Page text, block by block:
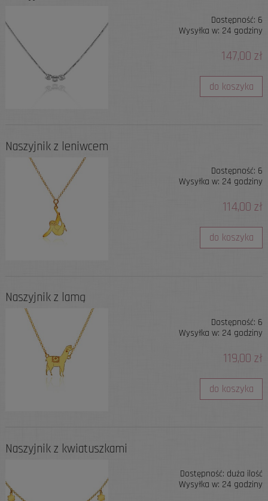
Dostępność: 6
Wysyłka w: 24 godziny
147,00 zł
do koszyka
Naszyjnik z leniwcem
Dostępność: 6
Wysyłka w: 24 godziny
114,00 zł
do koszyka
Naszyjnik z lamą
Dostępność: 6
Wysyłka w: 24 godziny
119,00 zł
do koszyka
Naszyjnik z kwiatuszkami
Dostępność: duża ilość
Wysyłka w: 24 godziny